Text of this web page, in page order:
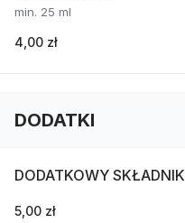
min. 25 ml
4,00 zł
DODATKI
DODATKOWY SKŁADNIK
5,00 zł